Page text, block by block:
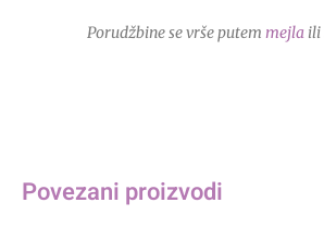
Porudžbine se vrše putem mejla ili
Povezani proizvodi